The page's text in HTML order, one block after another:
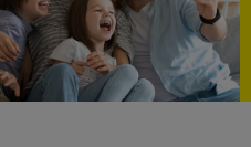
Verantwortlichkeit mit einem der
zu erstellen (die sogenannte EUID),
können, um Sie in von Dritten
Hierzu wird von uns und einem der